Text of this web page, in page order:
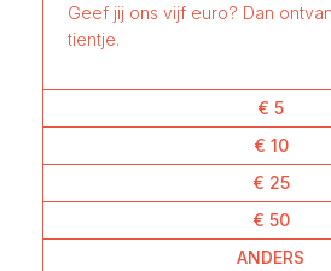
Geef jij ons vijf euro? Dan
tientje.
€ 5
€ 10
€ 25
€ 50
ANDERS